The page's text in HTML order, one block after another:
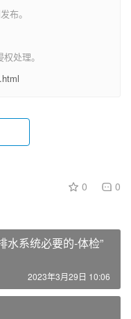
布。
处理。
0 0
系统必要的-体检”
2023年3月29日 10:06